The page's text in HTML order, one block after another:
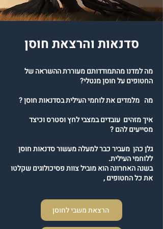
סדנאות והרצאת חוסן
מה למדנו מהתמודדותם מעוררת ההשראה של
החטופים על חוסן מנטלי?
מה מלמדים את לוחמי העילית בסדנאות חוסן ?
איך מזהים עובדים במצבי לחץ וסטרס וכיצד
מסייעים להם ?
גלן כהן מעביר כבר למעלה מעשור סדנאות חוסן
ללוחמי העילית.
בשנה האחרונה הוא מוביל צוות פסיכולוגים שקלטו
את כל החטופים ,
הרצאת משבי לחוסן